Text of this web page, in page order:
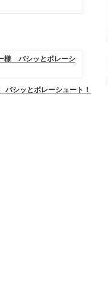
シッとボレーシュート！